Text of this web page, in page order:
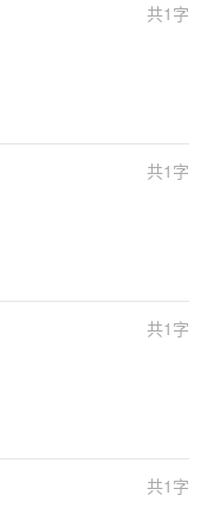
共1字
共1字
共1字
共1字